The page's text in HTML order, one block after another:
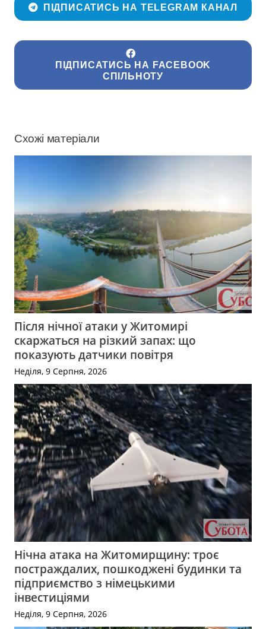
ПІДПИСАТИСЬ НА TELEGRAM КАНАЛ
ПІДПИСАТИСЬ НА FACEBOOK
СПІЛЬНОТУ
Схожі матеріали
Після нічної атаки у Житомирі
скаржаться на різкий запах: що
показують датчики повітря
Неділя, 9 Серпня, 2026
Нічна атака на Житомирщину: троє
постраждалих, пошкоджені будинки та
підприємство з німецькими
інвестиціями
Неділя, 9 Серпня, 2026